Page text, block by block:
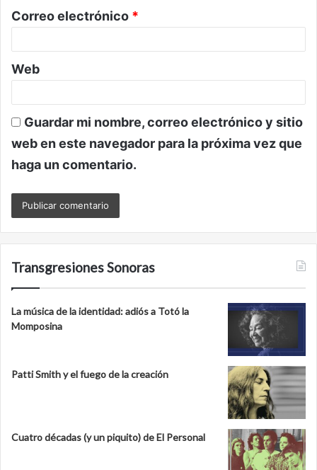
o
*
Correo electrónico *
Web
Guardar mi nombre, correo electrónico y sitio
web en este navegador para la próxima vez que
haga un comentario.
Transgresiones Sonoras
La música de la identidad: adiós a Totó la
Momposina
Patti Smith y el fuego de la creación
Cuatro décadas (y un piquito) de El Personal